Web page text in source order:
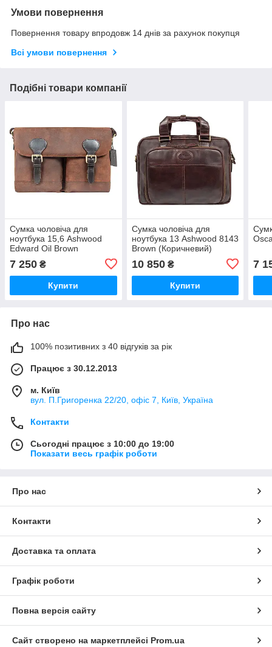
Умови повернення
Повернення товару впродовж 14 днів за рахунок покупця
Всі умови повернення
Подібні товари компанії
Cумка чоловіча для
ноутбука 15,6 Ashwood
Edward Oil Brown
7 250 ₴
Купити
Сумка чоловіча для
ноутбука 13 Ashwood 8143
Brown (Коричневий)
10 850₴
Купити
7
Про нас
100% позитивних з 40 відгуків за рік
Працює з 30.12.2013
м. Київ
вул. П.Григоренка 22/20, офіс 7, Київ, Україна
Контакти
Сьогодні працює з 10:00 до 19:00
Показати весь графік роботи
Про нас
Контакти
Доставка та оплата
Графік роботи
Повна версія сайту
Сайт створено на маркетплейсі Prom.ua